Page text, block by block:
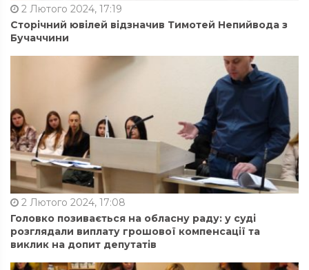
2 Лютого 2024, 17:19
Сторічний ювілей відзначив Тимотей Непийвода з
Бучаччини
2 Лютого 2024, 17:08
Головко позивається на обласну раду: у суді
розглядали виплату грошової компенсації та
виклик на допит депутатів